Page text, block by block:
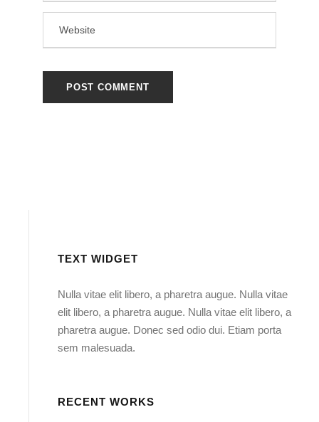
TEXT WIDGET
Nulla vitae elit libero, a pharetra augue. Nulla vitae
elit libero, a pharetra augue. Nulla vitae elit libero, a
pharetra augue. Donec sed odio dui. Etiam porta
sem malesuada.
RECENT WORKS